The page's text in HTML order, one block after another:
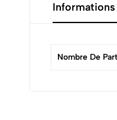
Nombre De Part